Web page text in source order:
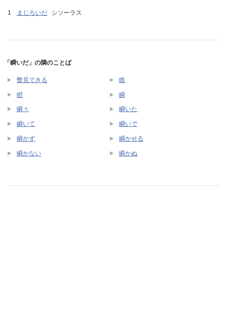
まじろいだ シソーラス
「瞬いだ」の隣のことば
瞥見できる 瞧
瞪 瞬
瞬々 瞬いた
瞬いて 瞬いで
瞬かず 瞬かせる
瞬かない 瞬かぬ